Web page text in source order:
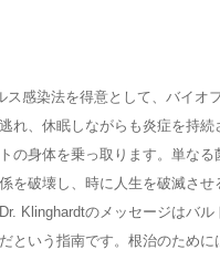
ス感染法を得意として、バイオ
れ、休眠しながらも炎症を持続
の身体を乗っ取ります。単なる
を破壊し、時に人生を破滅させ
Klinghardtのメッセージはバル
という指南です。根治のために